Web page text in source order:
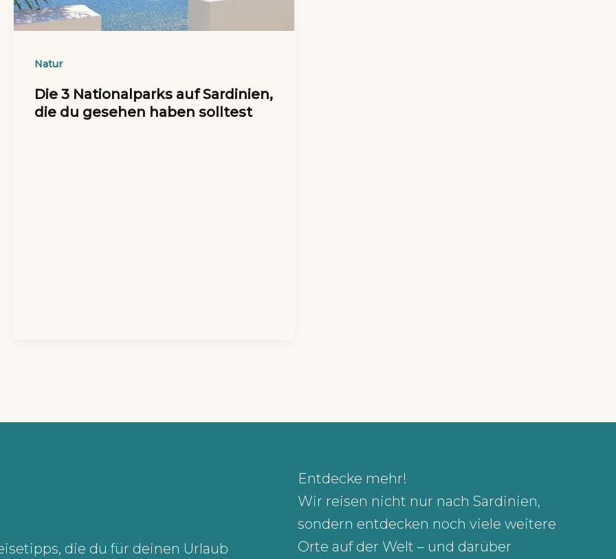
Natur
Die 3 Nationalparks auf Sardinien,
die du gesehen haben solltest
die du für deinen Urlaub
Entdecke mehr!
Wir reisen nicht nur nach Sardinien,
sondern entdecken noch viele weitere
Orte auf der Welt – und darüber